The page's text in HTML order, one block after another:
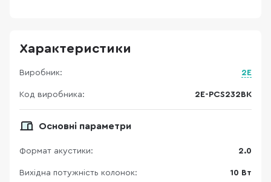
Характеристики
Виробник: 2E
Код виробника: 2E-PCS232BK
Основні параметри
Формат акустики: 2.0
Вихідна потужність колонок: 10 Вт